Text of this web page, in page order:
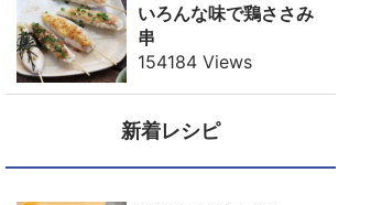
いろんな味で鶏ささみ
串
154184 Views
新着レシピ